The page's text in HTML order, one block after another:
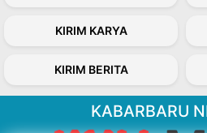
KIRIM KARYA
KIRIM BERITA
KABARBARU